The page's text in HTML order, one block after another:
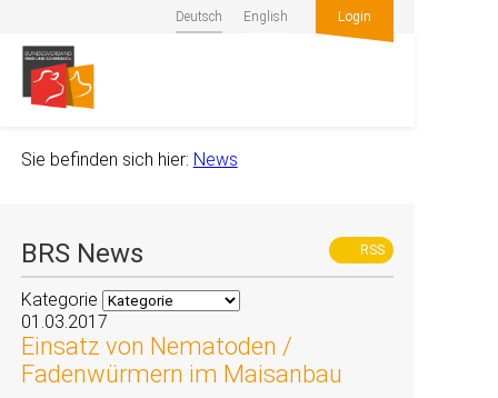
Deutsch English Login
Sie befinden sich hier: News
RSS
BRS News
Kategorie
01.03.2017
Einsatz von Nematoden /
Fadenwürmern im Maisanbau